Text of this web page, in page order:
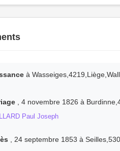
à
, 4 novembre 1826 à
Paul Joseph
, 24 septembre 1853 à